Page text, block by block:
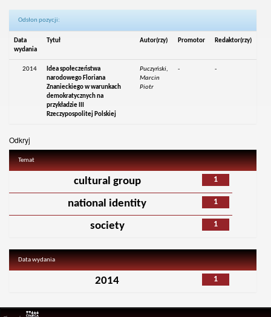
Odsłon pozycji:
Data
wydania
Tytuł Autor(rzy) Promotor Redaktor(rzy)
2014
Idea społeczeństwa
narodowego Floriana
Znanieckiego w warunkach
demokratycznych na
przykładzie III
Rzeczypospolitej Polskiej
Puczyński,
Marcin
Piotr
- -
Odkryj
Temat
1
cultural group
1
national identity
1
society
Data wydania
1
2014